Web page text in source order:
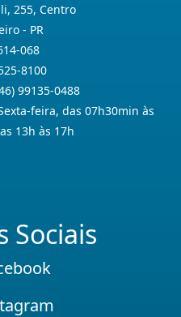
255, Centro
- PR
068
8100
99135-0488
feira, das 07h30min às
13h às 17h
Sociais